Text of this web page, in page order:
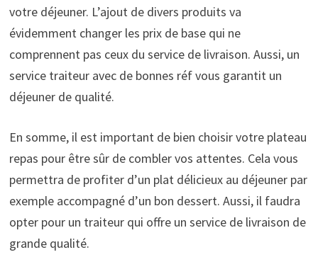
votre déjeuner. L’ajout de divers produits va
évidemment changer les prix de base qui ne
comprennent pas ceux du service de livraison. Aussi, un
service traiteur avec de bonnes réf vous garantit un
déjeuner de qualité.
En somme, il est important de bien choisir votre plateau
repas pour être sûr de combler vos attentes. Cela vous
permettra de profiter d’un plat délicieux au déjeuner par
exemple accompagné d’un bon dessert. Aussi, il faudra
opter pour un traiteur qui offre un service de livraison de
grande qualité.